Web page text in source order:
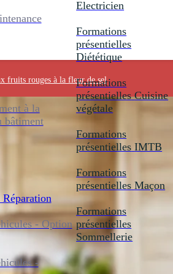
à la
bâtiment
- Option
-
Electricien
Formations
présentielles
Diététique
Formations
présentielles Cuisine
végétale
Formations
présentielles IMTB
Formations
présentielles Maçon
Formations
présentielles
Sommellerie
fruits rouges à la fleur de sel